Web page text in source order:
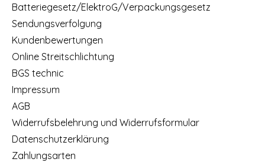
Batteriegesetz/ElektroG/Verpackungsgesetz
Sendungsverfolgung
Kundenbewertungen
Online Streitschlichtung
BGS technic
Impressum
AGB
Widerrufsbelehrung und Widerrufsformular
Datenschutzerklärung
Zahlungsarten